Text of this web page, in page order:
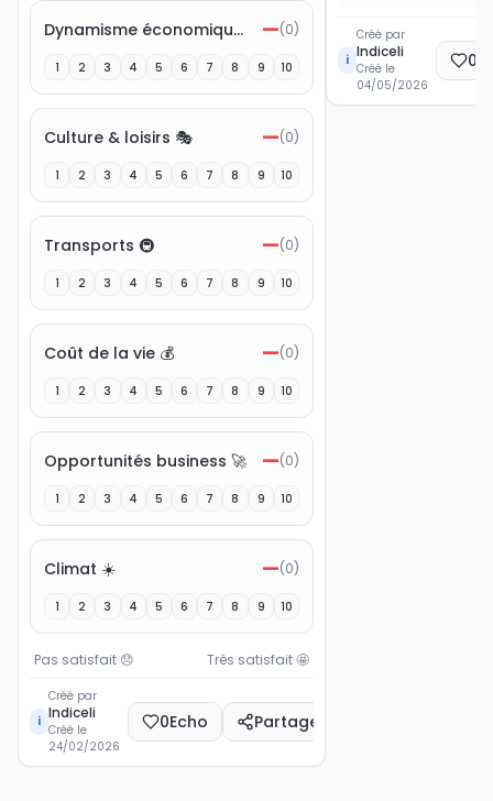
Dynamisme économique 💼 —(0)
1 2 3 4 5 6 7 8 9 10
Culture & loisirs 🎭 —(0)
1 2 3 4 5 6 7 8 9 10
Transports 🚇 —(0)
1 2 3 4 5 6 7 8 9 10
Coût de la vie 💰 —(0)
1 2 3 4 5 6 7 8 9 10
Opportunités business 🚀 —(0)
1 2 3 4 5 6 7 8 9 10
Climat ☀️ —(0)
1 2 3 4 5 6 7 8 9 10
Pas satisfait 😞 Très satisfait🤩
i
Créé par
Indiceli
Créé le
24/02/2026
0Echo Partager
i
Créé par
Indiceli
Créé le
04/05/2026
0